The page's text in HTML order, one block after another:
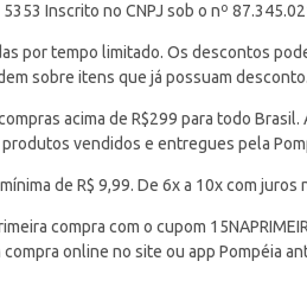
Inscrito no CNPJ sob o nº
por tempo limitado. Os descontos
sobre itens que já possuam
acima de R$299 para todo
vendidos e entregues pela
de R$ 9,99. De 6x a 10x com juros
compra com o cupom
online no site ou app Pompéia